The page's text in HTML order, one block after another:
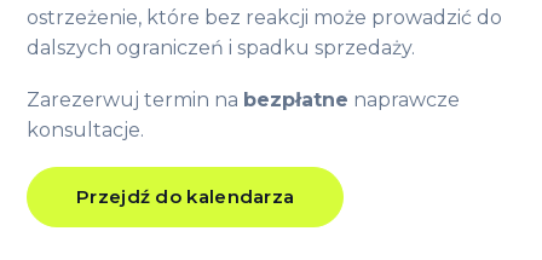
ostrzeżenie, które bez reakcji może prowadzić do
dalszych ograniczeń i spadku sprzedaży.
Zarezerwuj termin na bezpłatne naprawcze
konsultacje.
Przejdź do kalendarza